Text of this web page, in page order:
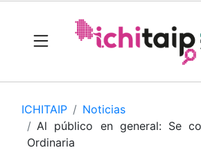
ICHITAIP
Noticias
Al público en general: Se
Ordinaria